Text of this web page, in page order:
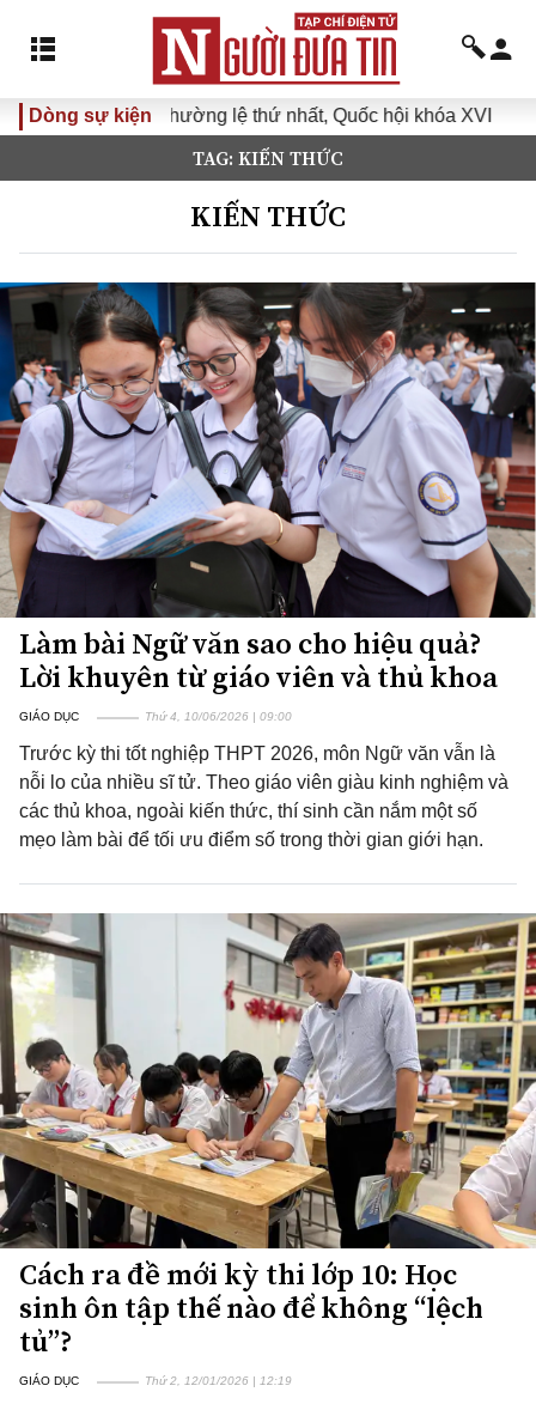
Dòng sự kiện
thứ nhất, Quốc hội khóa XVI Đưa Nghị quyết Đại hội
TAG: KIẾN THỨC
KIẾN THỨC
Làm bài Ngữ văn sao cho hiệu quả?
Lời khuyên từ giáo viên và thủ khoa
GIÁO DỤC Thứ 4, 10/06/2026 | 09:00
Trước kỳ thi tốt nghiệp THPT 2026, môn Ngữ văn vẫn là
nỗi lo của nhiều sĩ tử. Theo giáo viên giàu kinh nghiệm và
các thủ khoa, ngoài kiến thức, thí sinh cần nắm một số
mẹo làm bài để tối ưu điểm số trong thời gian giới hạn.
Cách ra đề mới kỳ thi lớp 10: Học
sinh ôn tập thế nào để không “lệch
tủ”?
GIÁO DỤC Thứ 2, 12/01/2026 | 12:19